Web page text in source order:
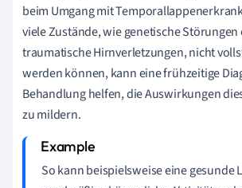
beim Umgang mit
viele Zustände, wie genetische Störungen
traumatische Hirnverletzungen, nicht
werden können, kann eine frühzeitige
Behandlung helfen, die Auswirkungen
zu mildern.
So kann beispielsweise eine gesunde